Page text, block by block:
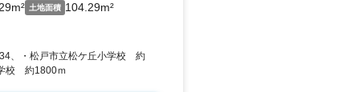
土地面積 104.29m²
、・松戸市立松ケ丘小学校 約
校 約1800ｍ